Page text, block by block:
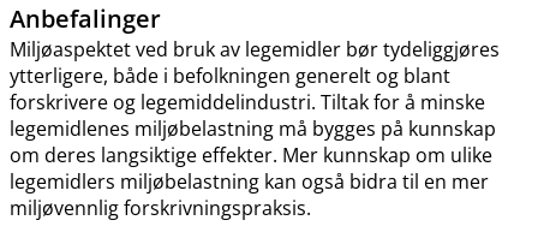
Anbefalinger
Miljøaspektet ved bruk av legemidler bør tydeliggjøres
ytterligere, både i befolkningen generelt og blant
forskrivere og legemiddelindustri. Tiltak for å minske
legemidlenes miljøbelastning må bygges på kunnskap
om deres langsiktige effekter. Mer kunnskap om ulike
legemidlers miljøbelastning kan også bidra til en mer
miljøvennlig forskrivningspraksis.